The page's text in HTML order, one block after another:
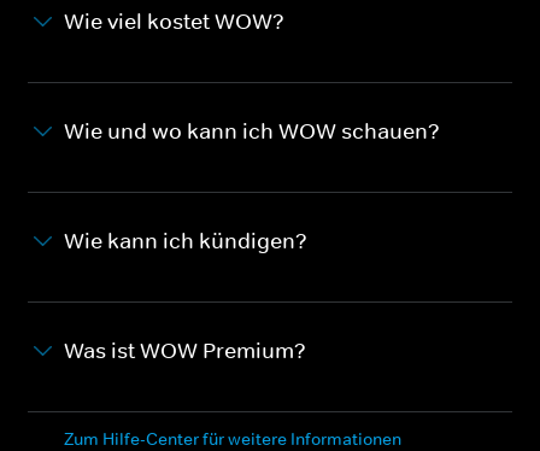
Wie viel kostet WOW?
Wie und wo kann ich WOW schauen?
Wie kann ich kündigen?
Was ist WOW Premium?
Zum Hilfe-Center für weitere Informationen